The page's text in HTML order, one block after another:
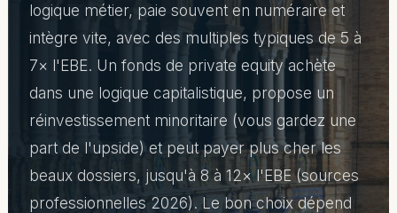
logique métier, paie souvent en numéraire et
intègre vite, avec des multiples typiques de 5 à
7× l'EBE. Un fonds de private equity achète
dans une logique capitalistique, propose un
réinvestissement minoritaire (vous gardez une
part de l'upside) et peut payer plus cher les
beaux dossiers, jusqu'à 8 à 12× l'EBE (sources
professionnelles 2026). Le bon choix dépend